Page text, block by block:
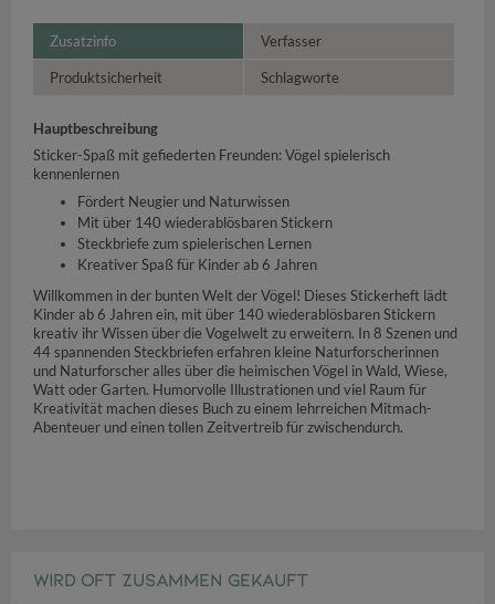
Zusatzinfo Verfasser
Produktsicherheit Schlagworte
Hauptbeschreibung
Sticker-Spaß mit gefiederten Freunden: Vögel spielerisch
kennenlernen
Fördert Neugier und Naturwissen
Mit über 140 wiederablösbaren Stickern
Steckbriefe zum spielerischen Lernen
Kreativer Spaß für Kinder ab 6 Jahren
Willkommen in der bunten Welt der Vögel! Dieses Stickerheft lädt
Kinder ab 6 Jahren ein, mit über 140 wiederablösbaren Stickern
kreativ ihr Wissen über die Vogelwelt zu erweitern. In 8 Szenen und
44 spannenden Steckbriefen erfahren kleine Naturforscherinnen
und Naturforscher alles über die heimischen Vögel in Wald, Wiese,
Watt oder Garten. Humorvolle Illustrationen und viel Raum für
Kreativität machen dieses Buch zu einem lehrreichen Mitmach-
Abenteuer und einen tollen Zeitvertreib für zwischendurch.
WIRD OFT ZUSAMMEN GEKAUFT